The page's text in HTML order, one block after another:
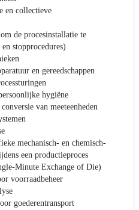
en collectieve
de procesinstallatie te
stopprocedures)
en gereedschappen
hygiëne
van meeteenheden
mechanisch- en chemisch-
een productieproces
Minute Exchange of Die)
voorraadbeheer
goederentransport